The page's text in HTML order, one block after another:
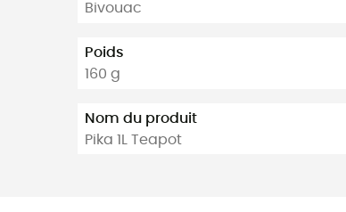
Bivouac
Poids
160 g
Nom du produit
Pika 1L Teapot